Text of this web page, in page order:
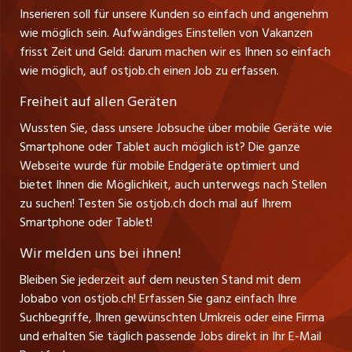
Führungspositionen
Management / Kader-Jobs
Berufsgruppen
Top-Regionen
Jobline
Schnittstelle
Impressum
jobbasel.ch
jobbern.ch
jobmittelland.ch
jobzüri.ch
schaffu.ch (VS)
ajourjob.ch
CH Media
info@ostjob.ch/inserate@ostjob.ch
Henrik Jasek
Leiter ostjob.ch
Fredy Pillinger
Verkauf und Beratung
Christoph Walzl
Verkauf und Beratung
Inserieren soll für unsere Kunden so einfach und angenehm
wie möglich sein. Aufwändiges Einstellen von Vakanzen
frisst Zeit und Geld: darum machen wir es Ihnen so einfach
wie möglich, auf ostjob.ch einen Job zu erfassen.
Freiheit auf allen Geräten
Wussten Sie, dass unsere Jobsuche über mobile Geräte wie
Smartphone oder Tablet auch möglich ist? Die ganze
Webseite wurde für mobile Endgeräte optimiert und
bietet Ihnen die Möglichkeit, auch unterwegs nach Stellen
zu suchen! Testen Sie ostjob.ch doch mal auf Ihrem
Smartphone oder Tablet!
Wir melden uns bei ihnen!
Bleiben Sie jederzeit auf dem neusten Stand mit dem
Jobabo von ostjob.ch! Erfassen Sie ganz einfach Ihre
Suchbegriffe, Ihren gewünschten Umkreis oder eine Firma
und erhalten Sie täglich passende Jobs direkt in Ihr E-Mail